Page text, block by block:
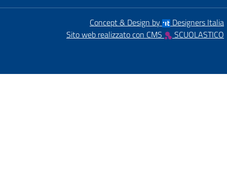
Concept & Design by
Designers Italia
Sito web realizzato con CMS
SCUOLASTICO